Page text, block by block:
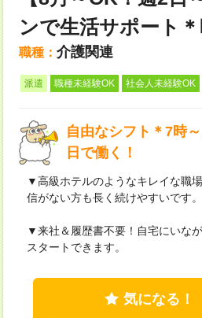
ンで生活サポート
職種： 介護関連
派遣 職種未経験OK 社会人未経験OK
自由なシフト＊7時
日で働く！
▼高級ホテルのようなキレイな職
信がない方も長く続けやすいです。
▼来社＆履歴書不要！自宅にいな
スタートできます。
気になる！